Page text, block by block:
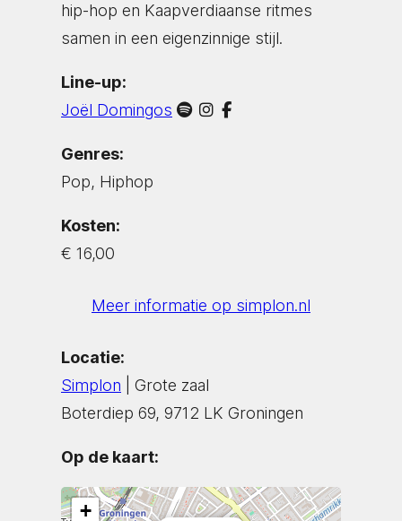
hip-hop en Kaapverdiaanse ritmes
samen in een eigenzinnige stijl.
Line-up:
Joël Domingos
Genres:
Pop, Hiphop
Kosten:
€ 16,00
Meer informatie op simplon.nl
Locatie:
Simplon | Grote zaal
Boterdiep 69, 9712 LK Groningen
Op de kaart:
+